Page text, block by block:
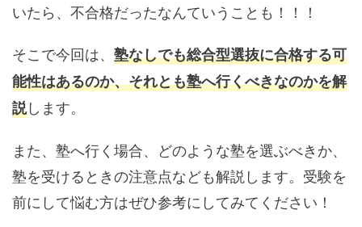
いたら、不合格だったなんていうことも！！！
そこで今回は、 塾なしでも総合型選抜に合格する可
能性はあるのか、それとも塾へ行くべきなのかを解
説します。
また、塾へ行く場合、どのような塾を選ぶべきか、
塾を受けるときの注意点なども解説します。受験を
前にして悩む方はぜひ参考にしてみてください！